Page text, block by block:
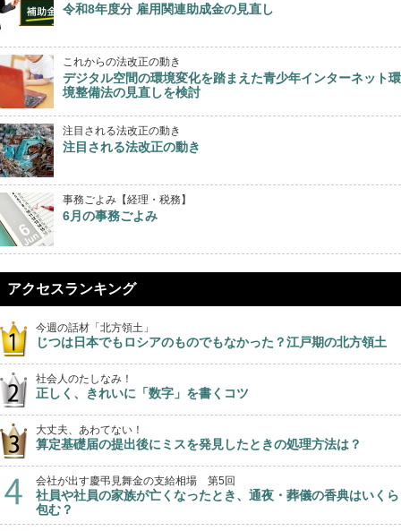
令和8年度分 雇用関連助成金の見直し
これからの法改正の動き
デジタル空間の環境変化を踏まえた青少年インターネット環
境整備法の見直しを検討
注目される法改正の動き
注目される法改正の動き
事務ごよみ【経理・税務】
6月の事務ごよみ
アクセスランキング
今週の話材「北方領土」
じつは日本でもロシアのものでもなかった？江戸期の北方領土
社会人のたしなみ！
正しく、きれいに「数字」を書くコツ
大丈夫、あわてない！
算定基礎届の提出後にミスを発見したときの処理方法は？
会社が出す慶弔見舞金の支給相場 第5回
社員や社員の家族が亡くなったとき、通夜・葬儀の香典はいくら
包む？